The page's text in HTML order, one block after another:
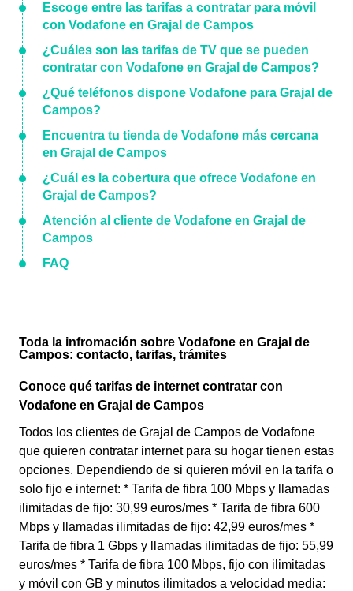
Escoge entre las tarifas a contratar para móvil
con Vodafone en Grajal de Campos
¿Cuáles son las tarifas de TV que se pueden
contratar con Vodafone en Grajal de Campos?
¿Qué teléfonos dispone Vodafone para Grajal de
Campos?
Encuentra tu tienda de Vodafone más cercana
en Grajal de Campos
¿Cuál es la cobertura que ofrece Vodafone en
Grajal de Campos?
Atención al cliente de Vodafone en Grajal de
Campos
FAQ
Toda la infromación sobre Vodafone en Grajal de
Campos: contacto, tarifas, trámites
Conoce qué tarifas de internet contratar con
Vodafone en Grajal de Campos
Todos los clientes de Grajal de Campos de Vodafone
que quieren contratar internet para su hogar tienen estas
opciones. Dependiendo de si quieren móvil en la tarifa o
solo fijo e internet: * Tarifa de fibra 100 Mbps y llamadas
ilimitadas de fijo: 30,99 euros/mes * Tarifa de fibra 600
Mbps y llamadas ilimitadas de fijo: 42,99 euros/mes *
Tarifa de fibra 1 Gbps y llamadas ilimitadas de fijo: 55,99
euros/mes * Tarifa de fibra 100 Mbps, fijo con ilimitadas
y móvil con GB y minutos ilimitados a velocidad media: